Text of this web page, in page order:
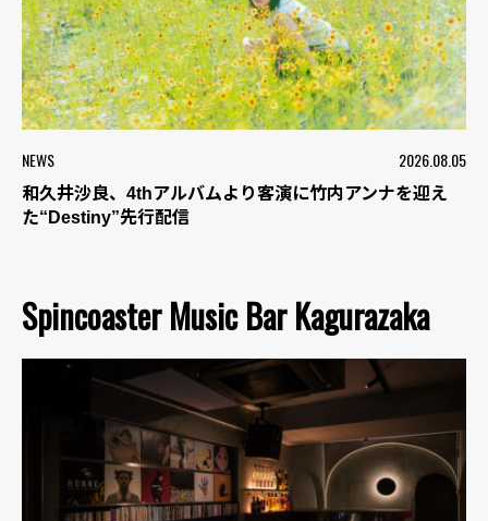
NEWS 2026.08.05
和久井沙良、4thアルバムより客演に竹内アンナを迎え
た“Destiny”先行配信
Spincoaster Music Bar Kagurazaka